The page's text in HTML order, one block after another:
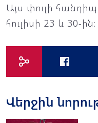
Այս փուլի
հուլիսի 23 և 30-ին։
Վերջին